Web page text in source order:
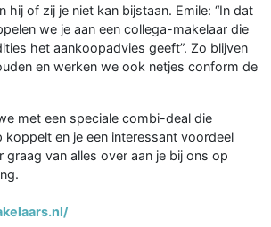
hij of zij je niet kan bijstaan. Emile: “In dat
we je aan een collega-makelaar die
het aankoopadvies geeft”. Zo blijven
en werken we ook netjes conform de
met een speciale combi-deal die
en je een interessant voordeel
graag van alles over aan je bij ons op